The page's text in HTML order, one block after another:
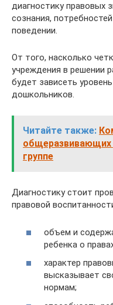
диагностику правовых
сознания,
поведении.
От того, насколько
учреждения в решении
будет зависеть
дошкольников.
Читайте также:
группе
Диагностику стоит
правовой
объем и
ребенка о
характер
высказывает
нормам;